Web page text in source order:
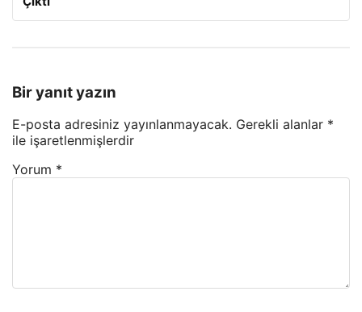
Bir yanıt yazın
E-posta adresiniz yayınlanmayacak. Gerekli alanlar *
ile işaretlenmişlerdir
Yorum *